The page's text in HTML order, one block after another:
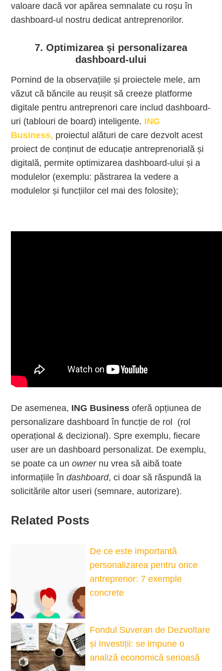
valoare dacă vor apărea semnalate cu roșu în
dashboard-ul nostru dedicat antreprenorilor.
7. Optimizarea și personalizarea
dashboard-ului
Pornind de la observațiile și proiectele mele, am
văzut că băncile au reușit să creeze platforme
digitale pentru antreprenori care includ dashboard-
uri (tablouri de board) inteligente. ING
Business, proiectul alături de care dezvolt acest
proiect de conținut de educație antreprenorială și
digitală, permite optimizarea dashboard-ului și a
modulelor (exemplu: păstrarea la vedere a
modulelor și funcțiilor cel mai des folosite);
De asemenea, ING Business oferă opțiunea de
personalizare dashboard în funcție de rol (rol
operațional & decizional). Spre exemplu, fiecare
user are un dashboard personalizat. De exemplu,
se poate ca unownernu vrea să aibă toate
informațiile îndashboard, ci doar să răspundă la
solicitările altor useri (semnare, autorizare).
Related Posts
De ce este importantă
personalizarea pentru orice
antreprenor: 7 exemple
concrete
Fondul Suveran de Dezvoltare
și Investiții: se impune o
analiză economică serioasă